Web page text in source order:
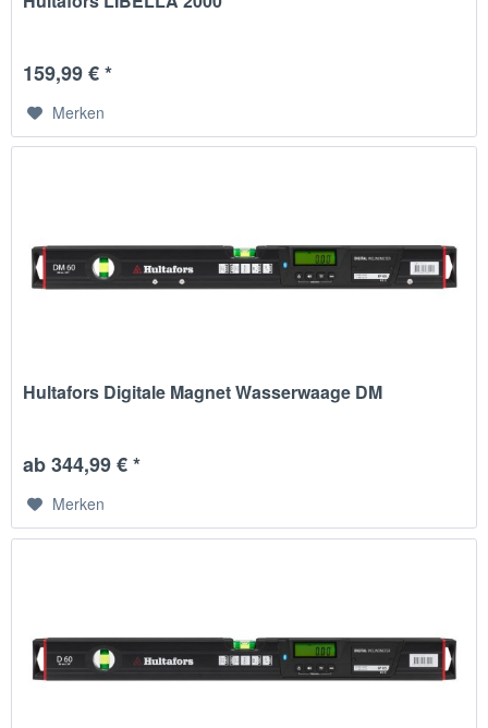
159,99 € *
Merken
Hultafors Digitale Magnet Wasserwaage DM
ab 344,99 € *
Merken